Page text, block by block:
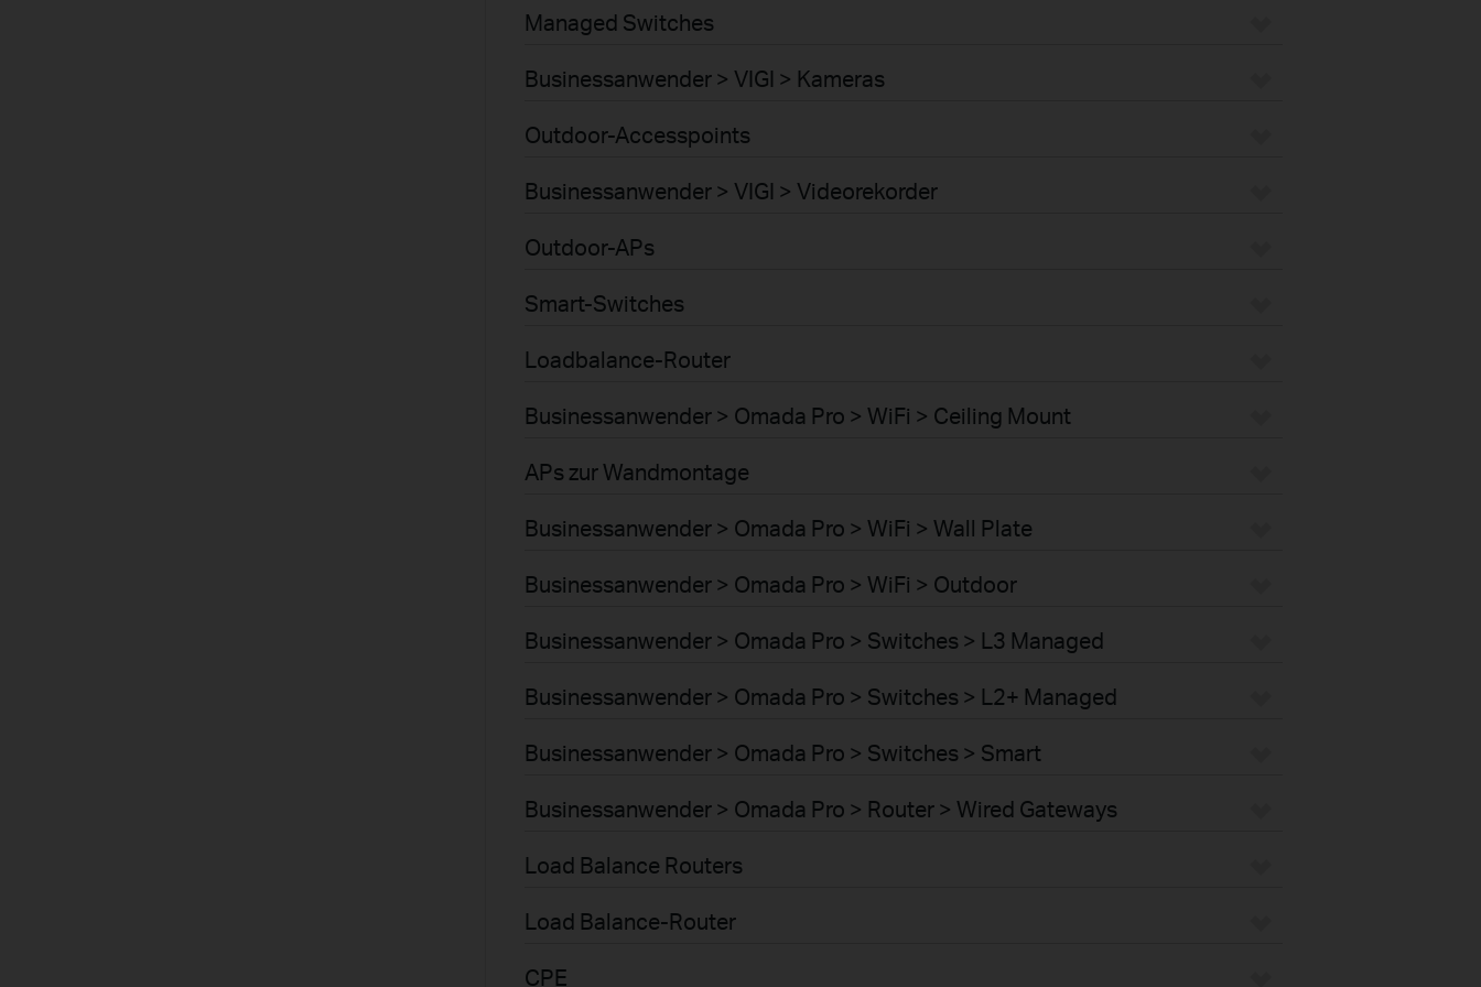
Managed Switches
Businessanwender > VIGI > Kameras
Outdoor-Accesspoints
Businessanwender > VIGI > Videorekorder
Outdoor-APs
Smart-Switches
Loadbalance-Router
Businessanwender > Omada Pro > WiFi > Ceiling Mount
APs zur Wandmontage
Businessanwender > Omada Pro > WiFi > Wall Plate
Businessanwender > Omada Pro > WiFi > Outdoor
Businessanwender > Omada Pro > Switches > L3 Managed
Businessanwender > Omada Pro > Switches > L2+ Managed
Businessanwender > Omada Pro > Switches > Smart
Businessanwender > Omada Pro > Router > Wired Gateways
Load Balance Routers
Load Balance-Router
CPE